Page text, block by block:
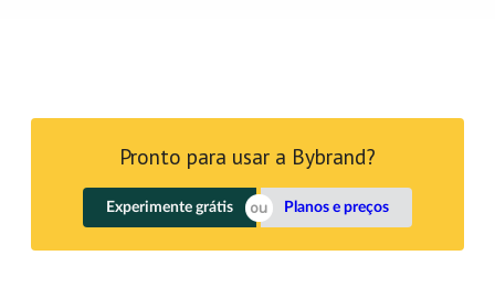
Pronto para usar a Bybrand?
Experimente grátis Planos e preços